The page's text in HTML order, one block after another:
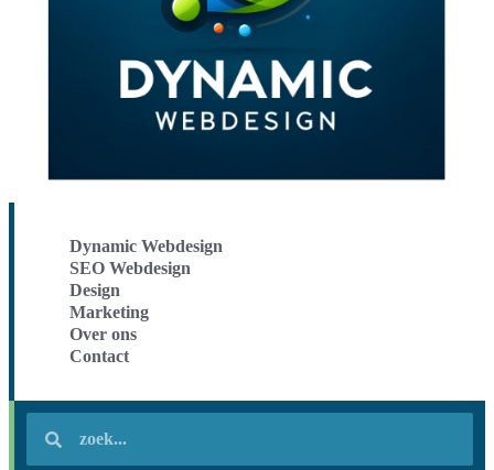
Dynamic Webdesign
SEO Webdesign
Design
Marketing
Over ons
Contact